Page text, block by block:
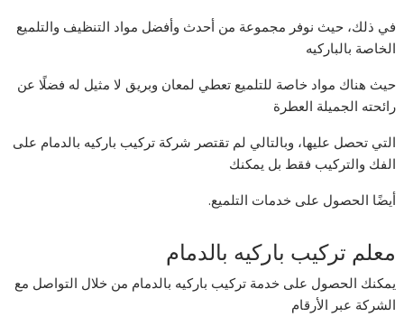
في ذلك، حيث نوفر مجموعة من أحدث وأفضل مواد التنظيف والتلميع
الخاصة بالباركيه
حيث هناك مواد خاصة للتلميع تعطي لمعان وبريق لا مثيل له فضلًا عن
رائحته الجميلة العطرة
التي تحصل عليها، وبالتالي لم تقتصر شركة تركيب باركيه بالدمام على
الفك والتركيب فقط بل يمكنك
أيضًا الحصول على خدمات التلميع.
معلم تركيب باركيه بالدمام
يمكنك الحصول على خدمة تركيب باركيه بالدمام من خلال التواصل مع
الشركة عبر الأرقام